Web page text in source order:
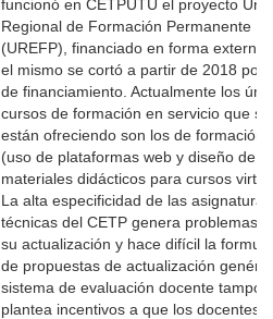
funcionó en CETPUTU el proyecto
Regional de Formación Permanente
(UREFP), financiado en forma
el mismo se cortó a partir de 2018 por
de financiamiento. Actualmente los
cursos de formación en servicio que se
están ofreciendo son los de formación
(uso de plataformas web y diseño de
materiales didácticos para cursos
La alta especificidad de las asignaturas
técnicas del CETP genera problemas
su actualización y hace difícil la
de propuestas de actualización
sistema de evaluación docente
plantea incentivos a que los docentes